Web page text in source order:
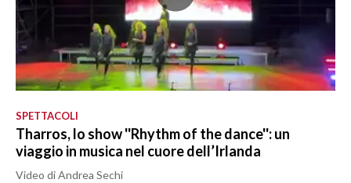
SPETTACOLI
Tharros, lo show ''Rhythm of the dance'': un
viaggio in musica nel cuore dell’Irlanda
Video di Andrea Sechi